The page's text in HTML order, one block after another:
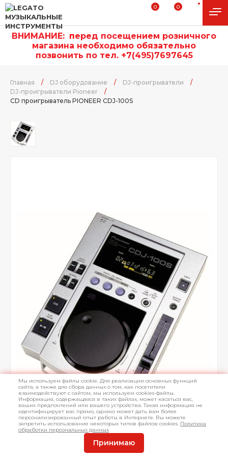
0 0
ВНИМАНИЕ: перед посещением розничного
магазина необходимо обязательно
позвонить по тел. +7(495)7697645
Главная / DJ оборудование / DJ-проигрыватели
/
DJ-проигрыватели Pioneer
/
CD проигрыватель PIONEER CDJ-100S
Мы используем файлы cookie. Для реализации основных функций
сайта, а также для сбора данных о том, как посетители
взаимодействуют с сайтом, мы используем cookies-файлы.
Информация, содержащаяся в таких файлах, может касаться вас,
ваших предпочтений или вашего устройства. Такая информация не
идентифицирует вас прямо, однако может дать вам более
персонализированный опыт работы в Интернете. Вы можете
запретить использование некоторых типов файлов cookies. Политика
обработки персональных данных
Принимаю